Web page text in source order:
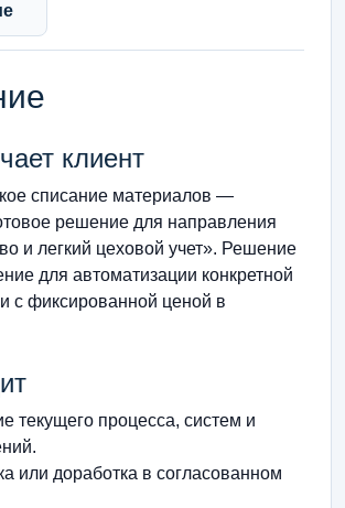
клиент
списание материалов —
решение для направления
и легкий цеховой учет». Решение
для автоматизации конкретной
с фиксированной ценой в
текущего процесса, систем и
или доработка в согласованном